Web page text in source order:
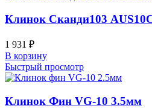
Клинок Сканди103
1 931 ₽
В корзину
Быстрый просмотр
Клинок Фин VG-10 3.5мм